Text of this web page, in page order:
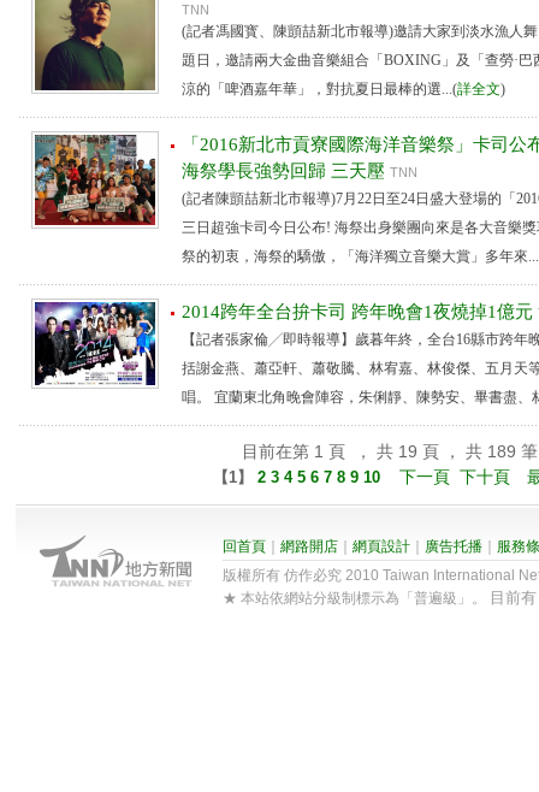
TNN
(記者馮國寳、陳顗喆新北市報導)邀請大家到淡水漁人
題日，邀請兩大金曲音樂組合「BOXING」及「查勞·
涼的「啤酒嘉年華」，對抗夏日最棒的選...(詳全文)
「2016新北市貢寮國際海洋音樂祭」卡司公
海祭學長強勢回歸 三天壓 TNN
(記者陳顗喆新北市報導)7月22日至24日盛大登場的「
三日超強卡司今日公布! 海祭出身樂團向來是各大音樂
祭的初衷，海祭的驕傲，「海洋獨立音樂大賞」多年來
2014跨年全台拚卡司 跨年晚會1夜燒掉1億元
【記者張家倫╱即時報導】歲暮年終，全台16縣市跨年
括謝金燕、蕭亞軒、蕭敬騰、林宥嘉、林俊傑、五月天
唱。 宜蘭東北角晚會陣容，朱俐靜、陳勢安、畢書盡、
目前在第 1 頁 ， 共 19 頁 ， 共 189 筆
【1】 2 3 4 5 6 7 8 9 10 下一頁 下十頁
回首頁 網路開店 網頁設計 廣告托播
服務
版權所有 仿作必究 2010 Taiwan International
★ 本站依網站分級制標示為「普遍級」。
目前